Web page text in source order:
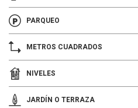
PARQUEO
METROS CUADRADOS
NIVELES
JARDÍN O TERRAZA